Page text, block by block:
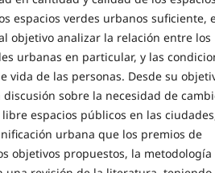
espacios verdes urbanos suficiente,
objetivo analizar la relación entre los
urbanas en particular, y las
vida de las personas. Desde su
sobre la necesidad de
espacios públicos en las
urbana que los premios de
objetivos propuestos, la metodología